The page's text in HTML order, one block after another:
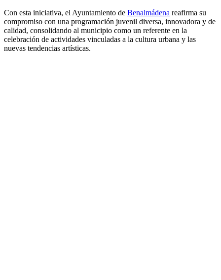
Con esta iniciativa, el Ayuntamiento de Benalmádena reafirma su
compromiso con una programación juvenil diversa, innovadora y de
calidad, consolidando al municipio como un referente en la
celebración de actividades vinculadas a la cultura urbana y las
nuevas tendencias artísticas.